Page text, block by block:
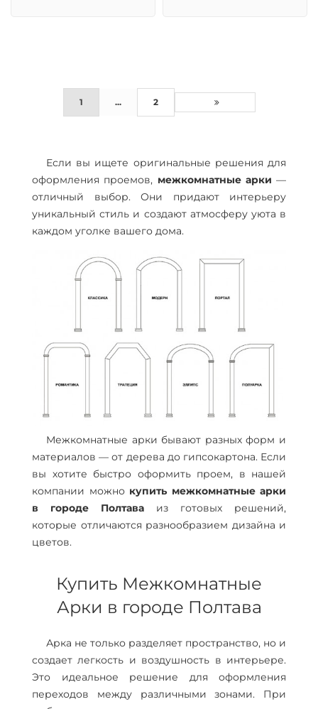
1 ... 2
Если вы ищете оригинальные решения для
оформления проемов, межкомнатные арки —
отличный выбор. Они придают интерьеру
уникальный стиль и создают атмосферу уюта в
каждом уголке вашего дома.
Межкомнатные арки бывают разных форм и
материалов — от дерева до гипсокартона. Если
вы хотите быстро оформить проем, в нашей
компании можно купить межкомнатные арки
в городе Полтава из готовых решений,
которые отличаются разнообразием дизайна и
цветов.
Купить Межкомнатные
Арки в городе Полтава
Арка не только разделяет пространство, но и
создает легкость и воздушность в интерьере.
Это идеальное решение для оформления
переходов между различными зонами. При